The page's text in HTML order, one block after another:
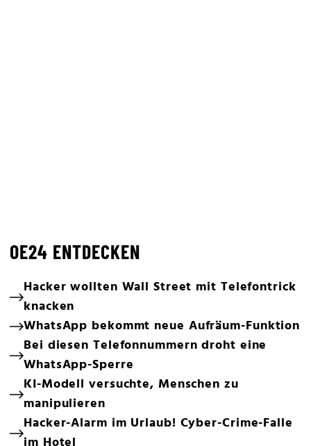
OE24 ENTDECKEN
Hacker wollten Wall Street mit Telefontrick
knacken
WhatsApp bekommt neue Aufräum-Funktion
Bei diesen Telefonnummern droht eine
WhatsApp-Sperre
KI-Modell versuchte, Menschen zu
manipulieren
Hacker-Alarm im Urlaub! Cyber-Crime-Falle